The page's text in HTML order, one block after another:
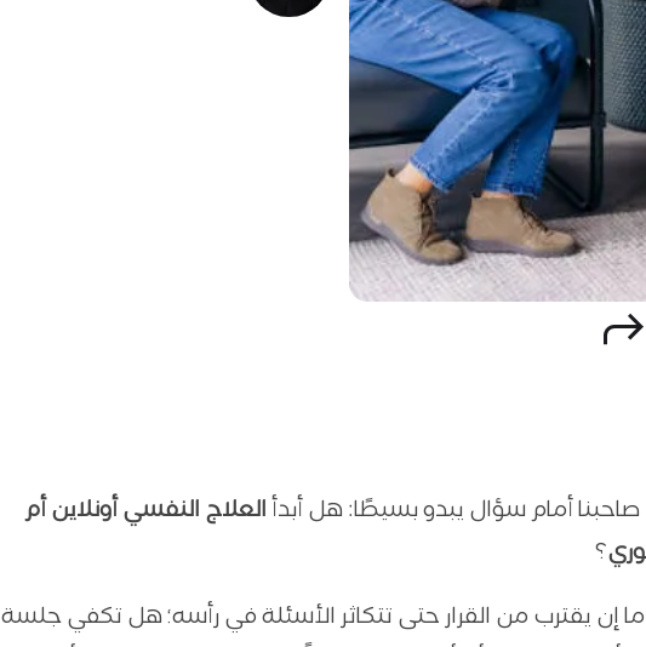
أمام سؤال يبدو بسيطًا: هل أبدأ
العلاج النفسي أونلاين أم
؟
ما إن يقترب من القرار حتى تتكاثر الأسئلة في رأسه؛ هل تكفي جلسة